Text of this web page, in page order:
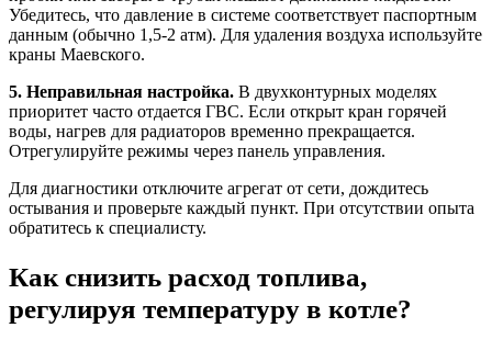
Убедитесь, что давление в системе соответствует паспортным
данным (обычно 1,5-2 атм). Для удаления воздуха используйте
краны Маевского.
5. Неправильная настройка. В двухконтурных моделях
приоритет часто отдается ГВС. Если открыт кран горячей
воды, нагрев для радиаторов временно прекращается.
Отрегулируйте режимы через панель управления.
Для диагностики отключите агрегат от сети, дождитесь
остывания и проверьте каждый пункт. При отсутствии опыта
обратитесь к специалисту.
Как снизить расход топлива,
регулируя температуру в котле?